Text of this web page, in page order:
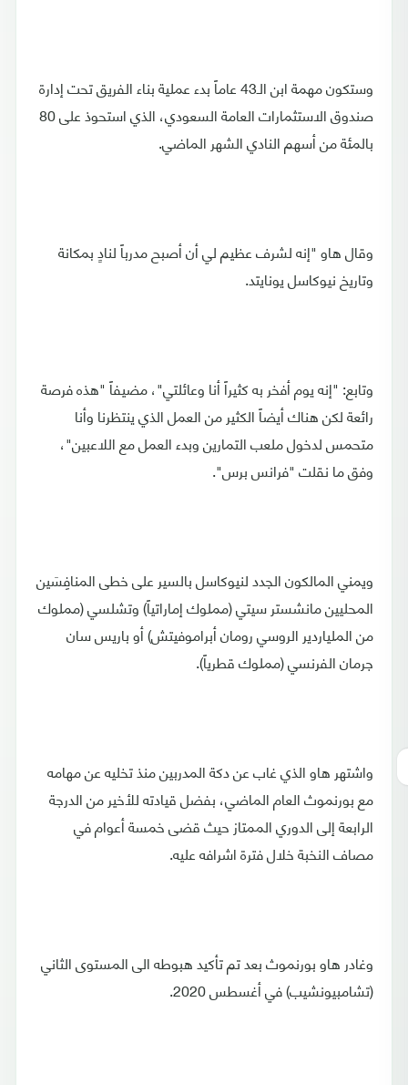
وستكون مهمة ابن الـ43 عاماً بدء عملية بناء الفريق تحت إدارة
صندوق الاستثمارات العامة السعودي، الذي استحوذ على 80
بالمئة من أسهم النادي الشهر الماضي.
وقال هاو "إنه لشرف عظيم لي أن أصبح مدرباً لنادٍ بمكانة
وتاريخ نيوكاسل يونايتد.
وتابع: "إنه يوم أفخر به كثيراً أنا وعائلتي"، مضيفاً "هذه فرصة
رائعة لكن هناك أيضاً الكثير من العمل الذي ينتظرنا وأنا
متحمس لدخول ملعب التمارين وبدء العمل مع اللاعبين"،
وفق ما نقلت "فرانس برس".
ويمني المالكون الجدد لنيوكاسل بالسير على خطى المنافِسَين
المحليين مانشستر سيتي (مملوك إماراتياً) وتشلسي (مملوك
من الملياردير الروسي رومان أبراموفيتش) أو باريس سان
جرمان الفرنسي (مملوك قطرياً).
واشتهر هاو الذي غاب عن دكة المدربين منذ تخليه عن مهامه
مع بورنموث العام الماضي، بفضل قيادته للأخير من الدرجة
الرابعة إلى الدوري الممتاز حيث قضى خمسة أعوام في
مصاف النخبة خلال فترة اشرافه عليه.
وغادر هاو بورنموث بعد تم تأكيد هبوطه الى المستوى الثاني
(تشامبيونشيب) في أغسطس 2020.